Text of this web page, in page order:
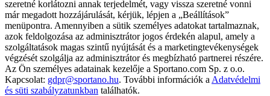
szeretné korlátozni annak terjedelmét, vagy vissza szeretné vonni
már megadott hozzájárulását, kérjük, lépjen a „Beállítások”
menüpontra. Amennyiben a sütik személyes adatokat tartalmaznak,
azok feldolgozása az adminisztrátor jogos érdekén alapul, amely a
szolgáltatások magas szintű nyújtását és a marketingtevékenységek
végzését szolgálja az adminisztrátor és megbízható partnerei részére.
Az Ön személyes adatainak kezelője a Sportano.com Sp. z o.o.
Kapcsolat: gdpr@sportano.hu. További információk a Adatvédelmi
és süti szabályzatunkban találhatók.